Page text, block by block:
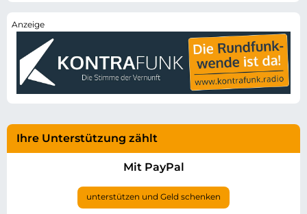
Ihre Unterstützung zählt
Mit PayPal
unterstützen und Geld schenken